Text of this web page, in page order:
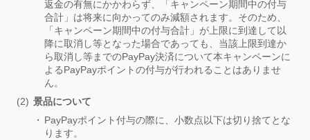
返金の有無にかかわらず、「キャンペーン期間中の付与
合計」は将来に向かってのみ減額されます。そのため、
「キャンペーン期間中の付与合計」が上限に到達して以
降に取消し等となった場合であっても、当該上限到達か
ら取消し等までのPayPay決済について本キャンペーンに
よるPayPayポイントの付与が行われることはありませ
ん。
景品について
PayPayポイント付与の際に、小数点以下は切り捨てとな
ります。